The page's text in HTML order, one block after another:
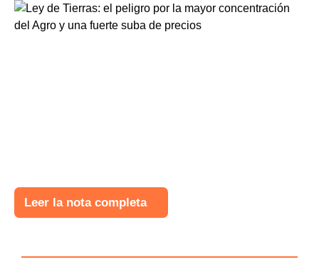
Leer la nota completa